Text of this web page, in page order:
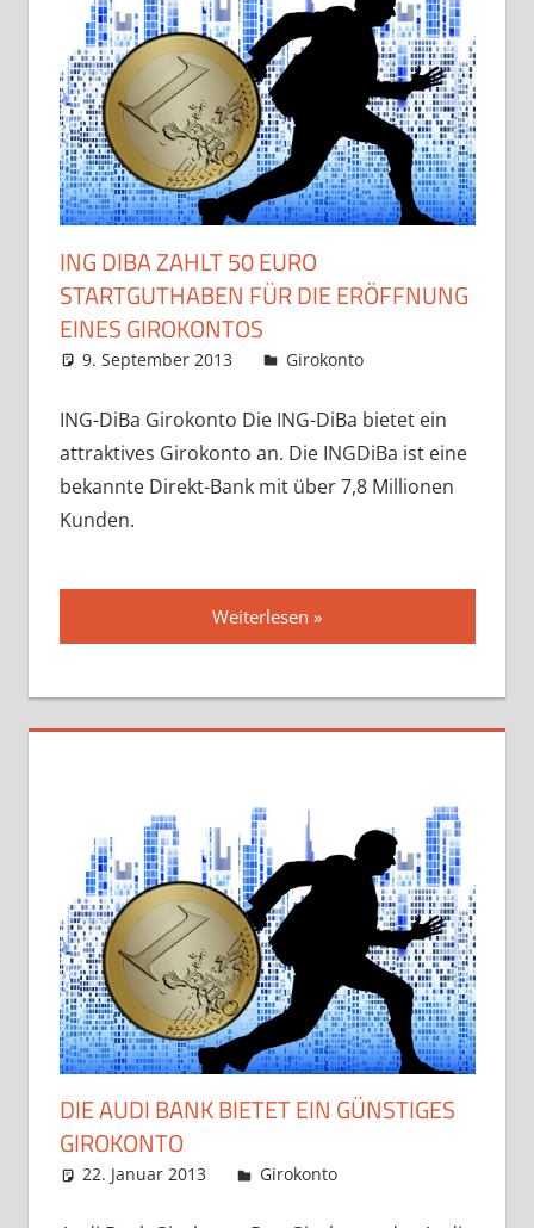
ING DIBA ZAHLT 50 EURO
STARTGUTHABEN FÜR DIE ERÖFFNUNG
EINES GIROKONTOS
9. September 2013 admin
Girokonto
ING-DiBa Girokonto Die ING-DiBa bietet ein
attraktives Girokonto an. Die INGDiBa ist eine
bekannte Direkt-Bank mit über 7,8 Millionen
Kunden.
Weiterlesen
DIE AUDI BANK BIETET EIN GÜNSTIGES
GIROKONTO
22. Januar 2013 admin
Girokonto